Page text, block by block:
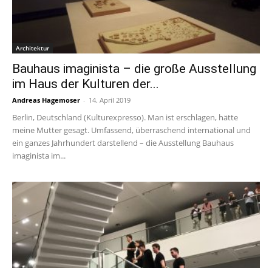
Architektur
Bauhaus imaginista – die große Ausstellung
im Haus der Kulturen der...
Andreas Hagemoser - 14. April 2019
Berlin, Deutschland (Kulturexpresso). Man ist erschlagen, hätte
meine Mutter gesagt. Umfassend, überraschend international und
ein ganzes Jahrhundert darstellend – die Ausstellung Bauhaus
imaginista im...